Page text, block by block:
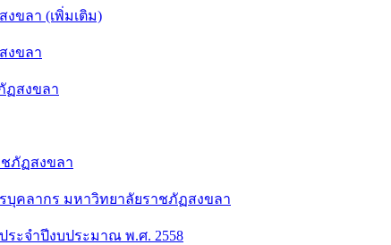
ขลา (เพิ่มเติม)
งขลา
ฏสงขลา
ภัฏสงขลา
คลากร มหาวิทยาลัยราชภัฏสงขลา
ะจำปีงบประมาณ พ.ศ. 2558